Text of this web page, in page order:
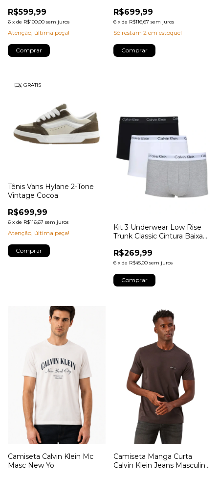
R$599,99
6 x de R$100,00 sem juros
Atenção, última peça!
Comprar
R$699,99
6 x de R$116,67 sem juros
Só restam 2 em estoque!
Comprar
GRÁTIS
Tênis Vans Hylane 2-Tone
Vintage Cocoa
R$699,99
6 x de R$116,67 sem juros
Atenção, última peça!
Comprar
Kit 3 Underwear Low Rise
Trunk Classic Cintura Baixa
Klein Multicolor
R$269,99
6 x de R$45,00 sem juros
Comprar
Camiseta Calvin Klein Mc
Masc New Yo
Camiseta Manga Curta
Calvin Klein Jeans Masculino